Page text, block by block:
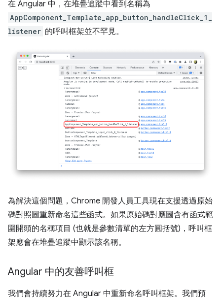
在 Angular 中，在堆疊追蹤中看到名稱為
AppComponent_Template_app_button_handleClick_1_
listener 的呼叫框架並不罕見。
為解決這個問題，Chrome 開發人員工具現在支援透過原始
碼對照圖重新命名這些函式。如果原始碼對應圖含有函式範
圍開頭的名稱項目 (也就是參數清單的左方圓括號)，呼叫框
架應會在堆疊追蹤中顯示該名稱。
Angular 中的友善呼叫框
我們會持續努力在 Angular 中重新命名呼叫框架。我們預